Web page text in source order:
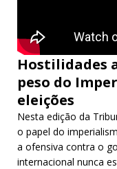
Hostilidades
peso do
eleições
Nesta edição da
o papel do
a ofensiva contra o
internacional nunca